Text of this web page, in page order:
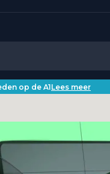
op de A1Lees meer